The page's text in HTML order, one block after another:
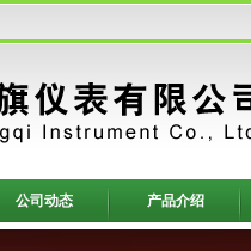
公司动态 产品介绍